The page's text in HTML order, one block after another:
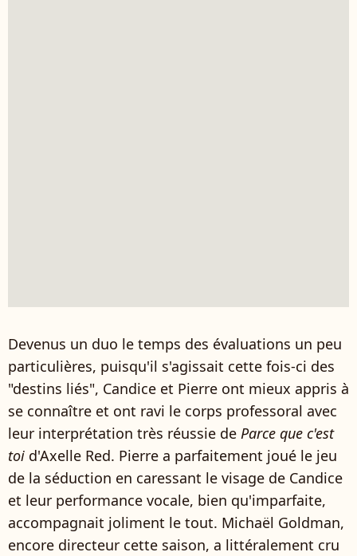
Devenus un duo le temps des évaluations un peu
particulières, puisqu'il s'agissait cette fois-ci des
"destins liés", Candice et Pierre ont mieux appris à
se connaître et ont ravi le corps professoral avec
leur interprétation très réussie de Parce que c'est
toi d'Axelle Red. Pierre a parfaitement joué le jeu
de la séduction en caressant le visage de Candice
et leur performance vocale, bien qu'imparfaite,
accompagnait joliment le tout. Michaël Goldman,
encore directeur cette saison, a littéralement cru